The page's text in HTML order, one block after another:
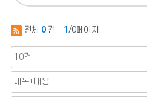
전체 0 건 1 /0페이지